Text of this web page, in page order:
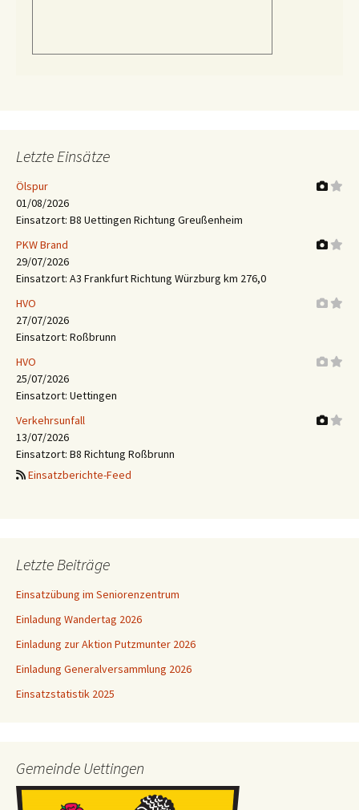
Letzte Einsätze
Ölspur
01/08/2026
Einsatzort: B8 Uettingen Richtung Greußenheim
PKW Brand
29/07/2026
Einsatzort: A3 Frankfurt Richtung Würzburg km 276,0
HVO
27/07/2026
Einsatzort: Roßbrunn
HVO
25/07/2026
Einsatzort: Uettingen
Verkehrsunfall
13/07/2026
Einsatzort: B8 Richtung Roßbrunn
Einsatzberichte-Feed
Letzte Beiträge
Einsatzübung im Seniorenzentrum
Einladung Wandertag 2026
Einladung zur Aktion Putzmunter 2026
Einladung Generalversammlung 2026
Einsatzstatistik 2025
Gemeinde Uettingen